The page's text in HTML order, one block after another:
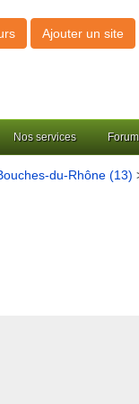
Ajouter un site
Nos services Forum
du-Rhône (13)